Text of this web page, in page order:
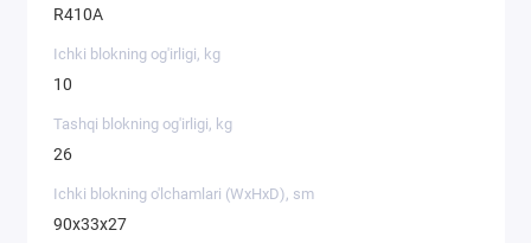
R410A
Ichki blokning og'irligi, kg
10
Tashqi blokning og'irligi, kg
26
Ichki blokning o'lchamlari (WxHxD), sm
90х33х27